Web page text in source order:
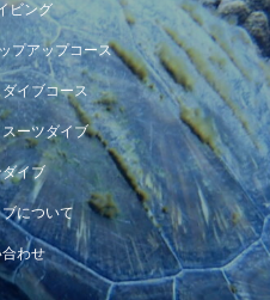
ビング
プアップコース
イブコース
ーツダイブ
イブ
について
わせ